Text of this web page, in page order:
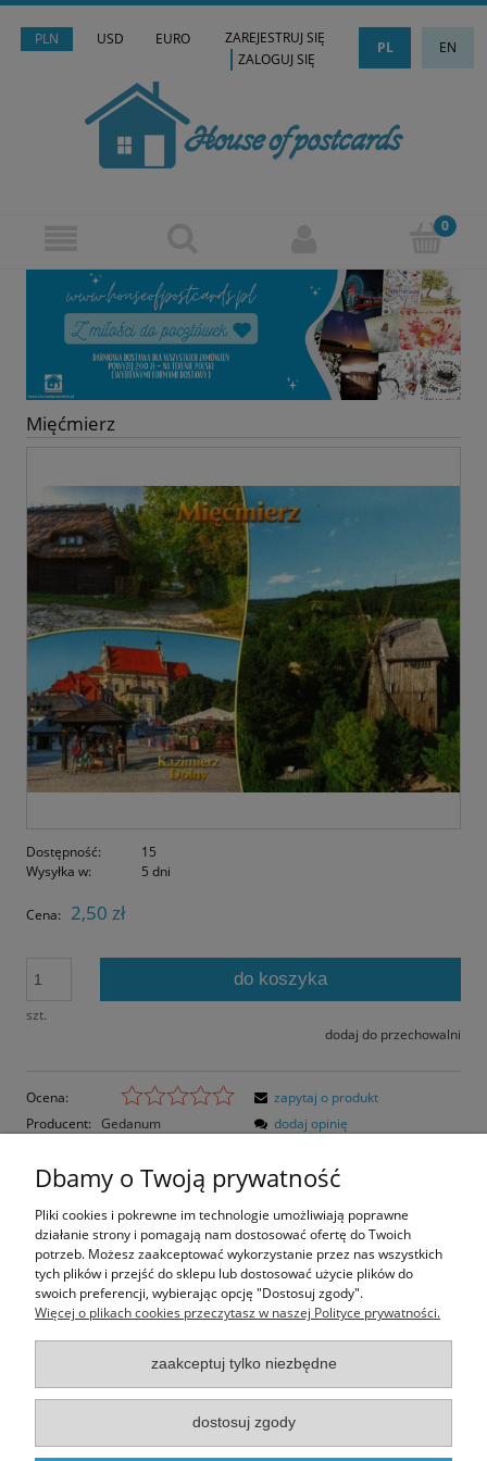
PLN USD EURO PL EN
ZAREJESTRUJ SIĘ
ZALOGUJ SIĘ
Mięćmierz
Dostępność:
15
Wysyłka w:
5 dni
Cena: 2,50 zł
szt.
do koszyka
dodaj do przechowalni
Ocena:
Producent: Gedanum
zapytaj o produkt
dodaj opinię
Opis
Opinie o produkcie (0)
Rozmiar pocztówki: 14,8x10,5 cm
Informacje
Moje konto
Dbamy o Twoją prywatność
Pliki cookies i pokrewne im technologie umożliwiają poprawne
działanie strony i pomagają nam dostosować ofertę do Twoich
potrzeb. Możesz zaakceptować wykorzystanie przez nas wszystkich
tych plików i przejść do sklepu lub dostosować użycie plików do
swoich preferencji, wybierając opcję "Dostosuj zgody".
Więcej o plikach cookies przeczytasz w naszej Polityce prywatności.
zaakceptuj tylko niezbędne
dostosuj zgody